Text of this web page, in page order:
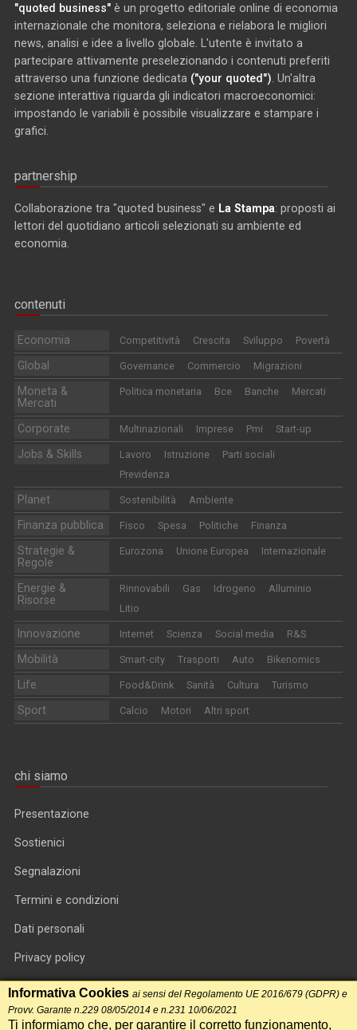
"quoted business" è un progetto editoriale online di economia
internazionale che monitora, seleziona e rielabora le migliori
news, analisi e idee a livello globale. L'utente è invitato a
partecipare attivamente preselezionando i contenuti preferiti
attraverso una funzione dedicata ("your quoted") . Un'altra
sezione interattiva riguarda gli indicatori macroeconomici:
impostando le variabili è possibile visualizzare e stampare i
grafici.
partnership
Collaborazione tra "quoted business" e La Stampa: proposti ai
lettori del quotidiano articoli selezionati su ambiente ed
economia.
contenuti
Economia Competitività Crescita Sviluppo Povertà
Global Governance Commercio Migrazioni
Moneta &
Mercati
Politica monetaria Bce Banche Mercati
Corporate Multinazionali Imprese Pmi Start-up
Jobs & Skills Lavoro Istruzione
Parti sociali
Previdenza
Planet Sostenibilità Ambiente
Finanza pubblica Fisco Spesa Politiche Finanza
Strategie &
Regole
Eurozona Unione Europea Internazionale
Energie &
Risorse
Rinnovabili Gas Idrogeno
Alluminio
Litio
Innovazione Internet Scienza Social media R&S
Mobilità Smart-city Trasporti Auto Bikenomics
Life Food&Drink Sanità Cultura Turismo
Sport Calcio Motori Altri sport
chi siamo
Presentazione
Sostienici
Segnalazioni
Termini e condizioni
Dati personali
Privacy policy
Informativa cookie
RSS feed
Informativa Cookies ai sensi del Regolamento UE 2016/679 (GDPR) e
Provv. Garante n.229 08/05/2014 e n.231 10/06/2021
Ti informiamo che, per garantire il corretto funzionamento,